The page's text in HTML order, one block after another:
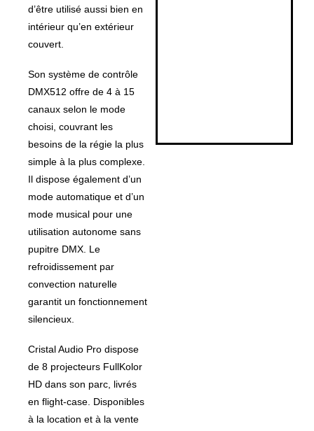
d’être utilisé aussi bien en
intérieur qu’en extérieur
couvert.
Son système de contrôle
DMX512 offre de 4 à 15
canaux selon le mode
choisi, couvrant les
besoins de la régie la plus
simple à la plus complexe.
Il dispose également d’un
mode automatique et d’un
mode musical pour une
utilisation autonome sans
pupitre DMX. Le
refroidissement par
convection naturelle
garantit un fonctionnement
silencieux.
Cristal Audio Pro dispose
de 8 projecteurs FullKolor
HD dans son parc, livrés
en flight-case. Disponibles
à la location et à la vente